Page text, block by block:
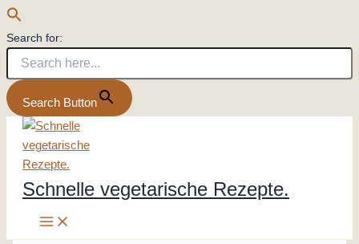
Search for:
Search Button
Zum
Inhalt
springen
Schnelle vegetarische Rezepte.